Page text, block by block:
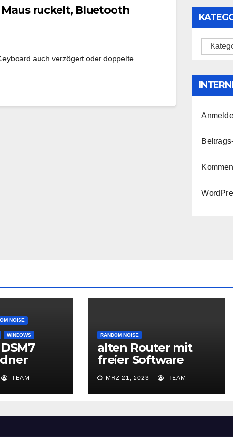
ruckelt, Bluetooth
auch verzögert oder doppelte
NOISE
WINDOWS
TEAM
RANDOM NOISE
alten Router mit
freier Software
verbessern und
wieder sicher
machen (wenn EoL /
MRZ 21, 2023 TEAM